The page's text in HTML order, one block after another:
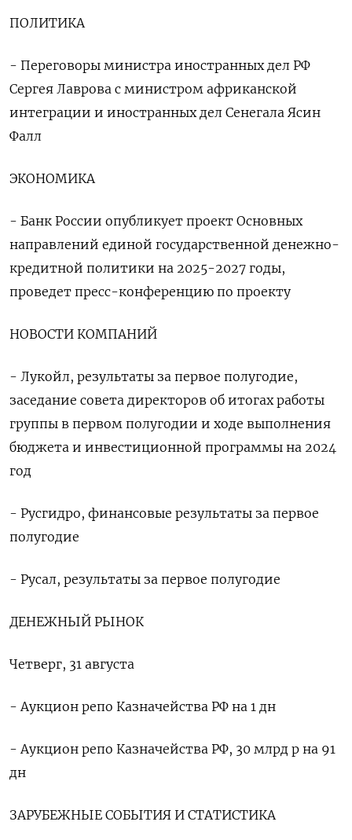
ПОЛИТИКА
- Переговоры министра иностранных дел РФ
Сергея Лаврова с министром африканской
интеграции и иностранных дел Сенегала Ясин
Фалл
ЭКОНОМИКА
- Банк России опубликует проект Основных
направлений единой государственной денежно-
кредитной политики на 2025-2027 годы,
проведет пресс-конференцию по проекту
НОВОСТИ КОМПАНИЙ
- Лукойл, результаты за первое полугодие,
заседание совета директоров об итогах работы
группы в первом полугодии и ходе выполнения
бюджета и инвестиционной программы на 2024
год
- Русгидро, финансовые результаты за первое
полугодие
- Русал, результаты за первое полугодие
ДЕНЕЖНЫЙ РЫНОК
Четверг, 31 августа
- Аукцион репо Казначейства РФ на 1 дн
- Аукцион репо Казначейства РФ, 30 млрд р на 91
дн
ЗАРУБЕЖНЫЕ СОБЫТИЯ И СТАТИСТИКА